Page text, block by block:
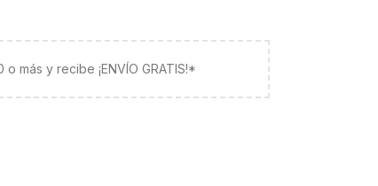
más y recibe ¡ENVÍO GRATIS!*